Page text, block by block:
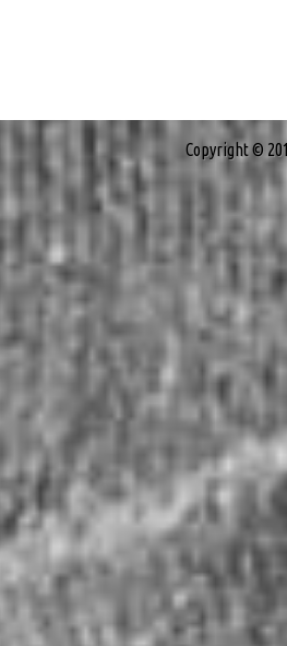
Copyright ©